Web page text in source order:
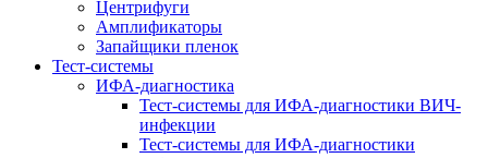
Центрифуги
Амплификаторы
Запайщики пленок
Тест-системы
ИФА-диагностика
Тест-системы для ИФА-диагностики ВИЧ-
инфекции
Тест-системы для ИФА-диагностики